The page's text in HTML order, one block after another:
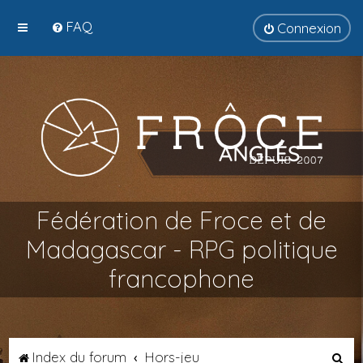
FAQ Connexion
Fédération de Froce et de
Madagascar - RPG politique
francophone
Index du forum Hors-jeu